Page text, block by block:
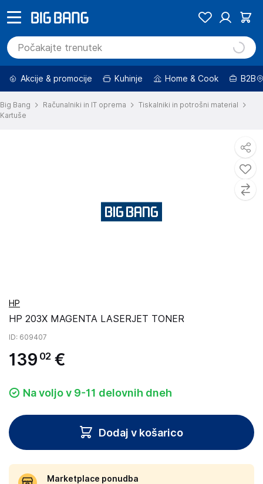
Akcije & promocije Kuhinje Home & Cook B2B
Big Bang Računalniki in IT oprema
Tiskalniki in potrošni material
Kartuše
HP
HP 203X MAGENTA LASERJET TONER
ID: 609407
139 02 €
Na voljo v 9-11 delovnih dneh
Dodaj v košarico
Marketplace ponudba